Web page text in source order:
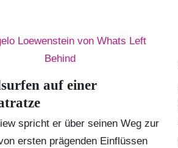
auf einer
spricht er über seinen Weg zur
ersten prägenden Einflüssen